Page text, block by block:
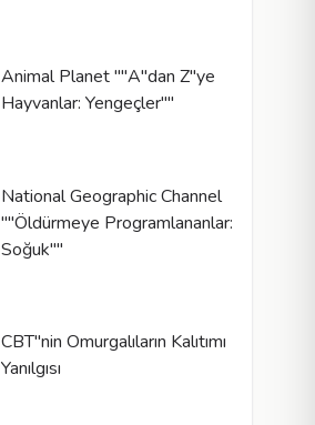
Animal Planet ""A"dan Z"ye
Hayvanlar: Yengeçler""
National Geographic Channel
""Öldürmeye Programlananlar:
Soğuk""
CBT"nin Omurgalıların Kalıtımı
Yanılgısı